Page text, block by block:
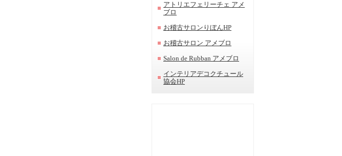
アトリエフェリーチェ アメ
ブロ
お稽古サロンりぼんHP
お稽古サロン アメブロ
Salon de Rubban アメブロ
インテリアデコクチュール
協会HP